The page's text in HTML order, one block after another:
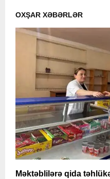
OXŞAR XƏBƏRLƏR
Məktəblilərə qida